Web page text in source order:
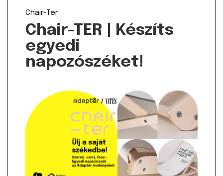
Chair-Ter
Chair-TER | Készíts
egyedi
napozószéket!